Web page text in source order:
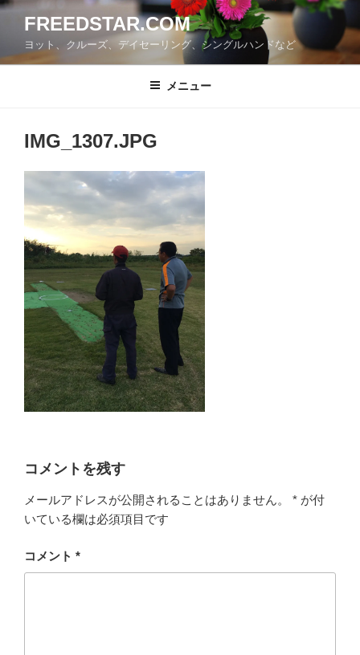
コ
ン
FREEDSTAR.COM
ヨット、クルーズ、デイセーリング、シングルハンドなど
メニュー
IMG_1307.JPG
コメントを残す
メールアドレスが公開されることはありません。 * が付
いている欄は必須項目です
コメント *